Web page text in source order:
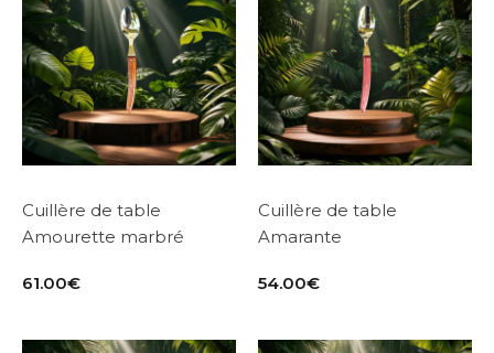
Cuillère de table
Amourette marbré
61.00€
Cuillère de table
Amarante
54.00€